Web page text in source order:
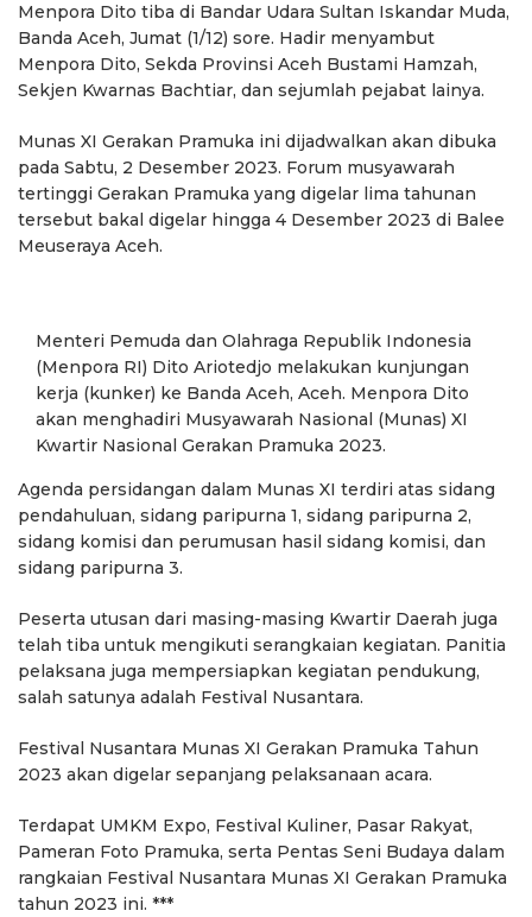
Menpora Dito tiba di Bandar Udara Sultan Iskandar Muda,
Banda Aceh, Jumat (1/12) sore. Hadir menyambut
Menpora Dito, Sekda Provinsi Aceh Bustami Hamzah,
Sekjen Kwarnas Bachtiar, dan sejumlah pejabat lainya.
Munas XI Gerakan Pramuka ini dijadwalkan akan dibuka
pada Sabtu, 2 Desember 2023. Forum musyawarah
tertinggi Gerakan Pramuka yang digelar lima tahunan
tersebut bakal digelar hingga 4 Desember 2023 di Balee
Meuseraya Aceh.
Menteri Pemuda dan Olahraga Republik Indonesia
(Menpora RI) Dito Ariotedjo melakukan kunjungan
kerja (kunker) ke Banda Aceh, Aceh. Menpora Dito
akan menghadiri Musyawarah Nasional (Munas) XI
Kwartir Nasional Gerakan Pramuka 2023.
Agenda persidangan dalam Munas XI terdiri atas sidang
pendahuluan, sidang paripurna 1, sidang paripurna 2,
sidang komisi dan perumusan hasil sidang komisi, dan
sidang paripurna 3.
Peserta utusan dari masing-masing Kwartir Daerah juga
telah tiba untuk mengikuti serangkaian kegiatan. Panitia
pelaksana juga mempersiapkan kegiatan pendukung,
salah satunya adalah Festival Nusantara.
Festival Nusantara Munas XI Gerakan Pramuka Tahun
2023 akan digelar sepanjang pelaksanaan acara.
Terdapat UMKM Expo, Festival Kuliner, Pasar Rakyat,
Pameran Foto Pramuka, serta Pentas Seni Budaya dalam
rangkaian Festival Nusantara Munas XI Gerakan Pramuka
tahun 2023 ini. ***